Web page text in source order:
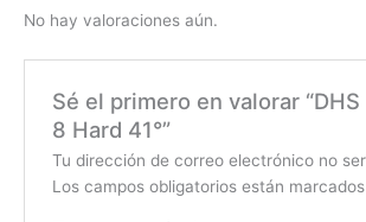
No hay valoraciones aún.
Sé el primero en valorar
8 Hard 41°”
Tu dirección de correo electrónico no
Los campos obligatorios están